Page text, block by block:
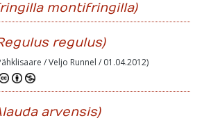
montifringilla)
regulus)
/ Veljo Runnel / 01.04.2012)
arvensis)